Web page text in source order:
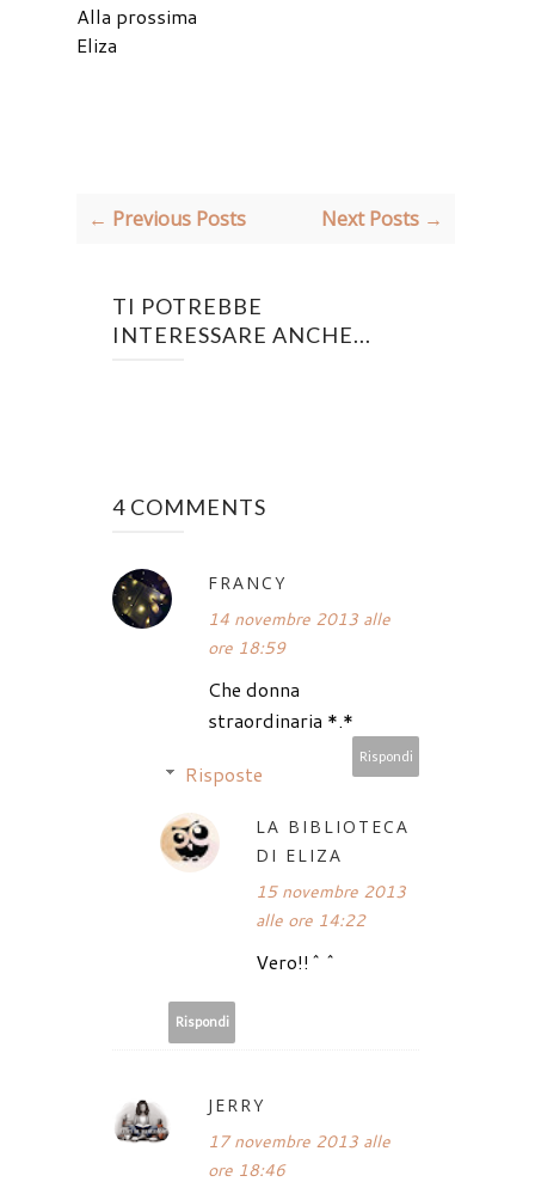
Alla prossima
Eliza
← Previous Posts Next Posts →
TI POTREBBE
INTERESSARE ANCHE...
4 COMMENTS
FRANCY
14 novembre 2013 alle
ore 18:59
Che donna
straordinaria *.*
Rispondi
Risposte
LA BIBLIOTECA
DI ELIZA
15 novembre 2013
alle ore 14:22
Vero!!^^
Rispondi
JERRY
17 novembre 2013 alle
ore 18:46